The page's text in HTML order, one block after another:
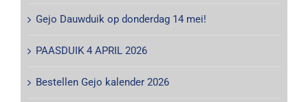
Gejo Dauwduik op donderdag 14 mei!
PAASDUIK 4 APRIL 2026
Bestellen Gejo kalender 2026